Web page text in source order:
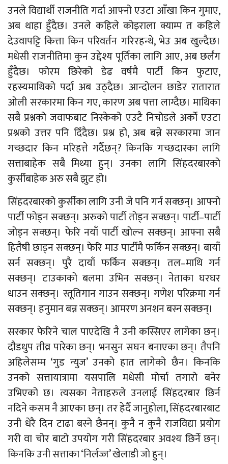
उनले विद्यार्थी राजनीति गर्दा आफ्नो एउटा आँखा किन गुमाए,
अब थाहा हुँदैछ। उनले कहिले कोइराला क्याम्प त कहिले
देउवापट्टि कित्ता किन परिवर्तन गरिरहन्थे, भेउ अब खुल्दैछ।
मधेसी राजनीतिमा कुन उद्देश्य पूर्तिका लागि आए, अब छर्लंग
हुँदैछ। फोरम छिरेको डेढ वर्षमै पार्टी किन फुटाए,
रहस्यमाथिको पर्दा अब उठ्दैछ। आन्दोलन छाडेर रातारात
ओली सरकारमा किन गए, कारण अब पत्ता लाग्दैछ। माथिका
सबै प्रश्नको जवाफबाट निस्केको एउटै निचोडले अर्को एउटा
प्रश्नको उत्तर पनि दिँदैछ। प्रश्न हो, अब बन्ने सरकारमा जान
गच्छदार किन मरिहत्ते गर्दैछन्? किनकि गच्छदारका लागि
सत्ताबाहेक सबै मिथ्या हुन्। उनका लागि सिंहदरबारको
कुर्सीबाहेक अरु सबै झुट हो।
सिंहदरबारको कुर्सीका लागि उनी जे पनि गर्न सक्छन्। आफ्नो
पार्टी फोड्न सक्छन्। अरुको पार्टी तोड्न सक्छन्। पार्टी–पार्टी
जोड्न सक्छन्। फेरि नयाँ पार्टी खोल्न सक्छन्। आफ्ना सबै
हितैषी छाड्न सक्छन्। फेरि माउ पार्टीमै फर्किन सक्छन्। बायाँ
सर्न सक्छन्। पुरै दायाँ फर्किन सक्छन्। तल–माथि गर्न
सक्छन्। टाउकाको बलमा उभिन सक्छन्। नेताका घरघर
धाउन सक्छन्। स्तूतिगान गाउन सक्छन्। गणेश परिक्रमा गर्न
सक्छन्। हनुमान बन्न सक्छन्। आमरण अनशन बस्न सक्छन्।
सरकार फेरिने चाल पाएदेखि नै उनी कस्सिएर लागेका छन्।
दौडधुप तीव्र पारेका छन्। भनसुन सघन बनाएका छन्। तैपनि
अहिलेसम्म ‘गुड न्युज’ उनको हात लागेको छैन। किनकि
उनको सत्तायात्रामा यसपालि मधेसी मोर्चा तगारो बनेर
उभिएको छ। त्यसका नेताहरुले उनलाई सिंहदरबार छिर्न
नदिने कसम नै आएका छन्। तर हेर्दै जानुहोला, सिंहदरबारबाट
उनी धेरै दिन टाढा बस्ने छैनन्। कुनै न कुनै राजविद्या प्रयोग
गरी वा चोर बाटो उपयोग गरी सिंहदरबार अवश्य छिर्ने छन्।
किनकि उनी सत्ताका ‘निर्लज्ज’ खेलाडी जो हुन्।